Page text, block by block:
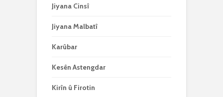
Jiyana Cinsî
Jiyana Malbatî
Karûbar
Kesên Astengdar
Kirîn û Firotin